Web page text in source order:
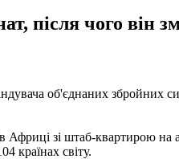
чого він
об'єднаних
зі штаб-квартирою на
країнах світу.